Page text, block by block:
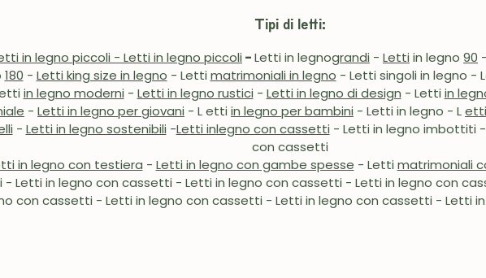
Tipi di letti:
in legno piccoli - Letti in legno piccoli -Letti in legnograndi - Letti in legno 90 -
180 - Letti king size in legno - Letti matrimoniali in legno - Letti singoli in legno -
in legno moderni - Letti in legno rustici - Letti in legno di design - Letti in
- Letti in legno per giovani - Letti in legno per bambini - Letti in legno - L
- Letti in legno sostenibili -Letti inlegno con cassetti - Letti in legno imbottiti
con cassetti
in legno con testiera - Letti in legno con gambe spesse - Letti matrimoniali
Letti in legno con cassetti - Letti in legno con cassetti - Letti in legno con
con cassetti - Letti in legno con cassetti - Letti in legno con cassetti - Letti